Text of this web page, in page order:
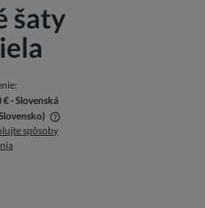
šaty
€- Slovenská
náklady na platbu
spôsoby